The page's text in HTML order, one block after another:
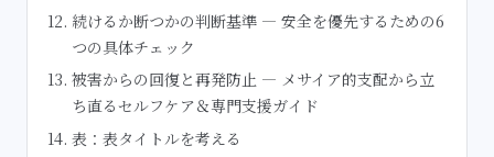
続けるか断つかの判断基準 — 安全を優先するための6
つの具体チェック
被害からの回復と再発防止 — メサイア的支配から立
ち直るセルフケア＆専門支援ガイド
表：表タイトルを考える